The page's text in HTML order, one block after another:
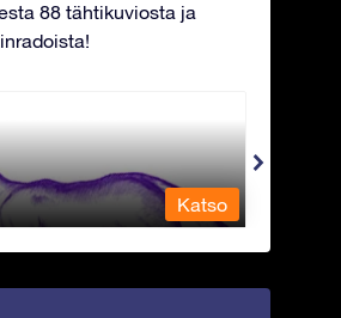
88 tähtikuviosta ja
- Kirahvi
Katso